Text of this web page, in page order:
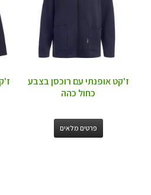
ז'קט אופנתי עם רוכסן בצבע
כחול כהה
פרטים מלאים